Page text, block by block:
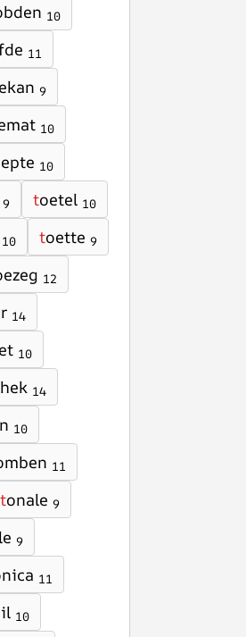
10
11
9
10
10
9 toetel 10
10 toette 9
12
14
10
14
10
11
tonale 9
9
11
10